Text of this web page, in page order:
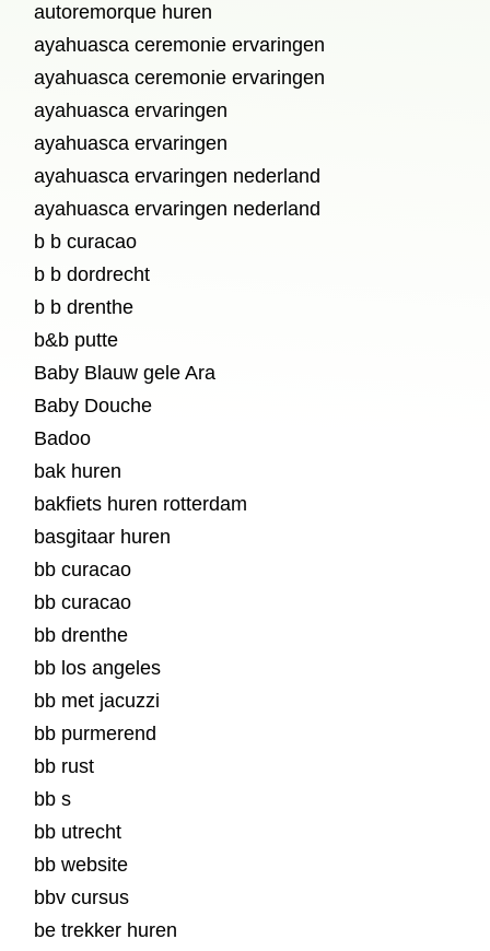
autoremorque huren
ayahuasca ceremonie ervaringen
ayahuasca ceremonie ervaringen
ayahuasca ervaringen
ayahuasca ervaringen
ayahuasca ervaringen nederland
ayahuasca ervaringen nederland
b b curacao
b b dordrecht
b b drenthe
b&b putte
Baby Blauw gele Ara
Baby Douche
Badoo
bak huren
bakfiets huren rotterdam
basgitaar huren
bb curacao
bb curacao
bb drenthe
bb los angeles
bb met jacuzzi
bb purmerend
bb rust
bb s
bb utrecht
bb website
bbv cursus
be trekker huren